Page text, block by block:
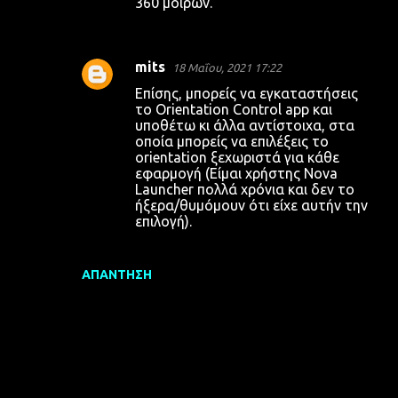
ΑΠΆΝΤΗΣΗ
mits 18 Μαΐου, 2021 17:22
Επίσης, μπορείς να εγκαταστήσεις
το Orientation Control app και
υποθέτω κι άλλα αντίστοιχα, στα
οποία μπορείς να επιλέξεις το
orientation ξεχωριστά για κάθε
εφαρμογή (Είμαι χρήστης Nova
Launcher πολλά χρόνια και δεν το
ήξερα/θυμόμουν ότι είχε αυτήν την
επιλογή).